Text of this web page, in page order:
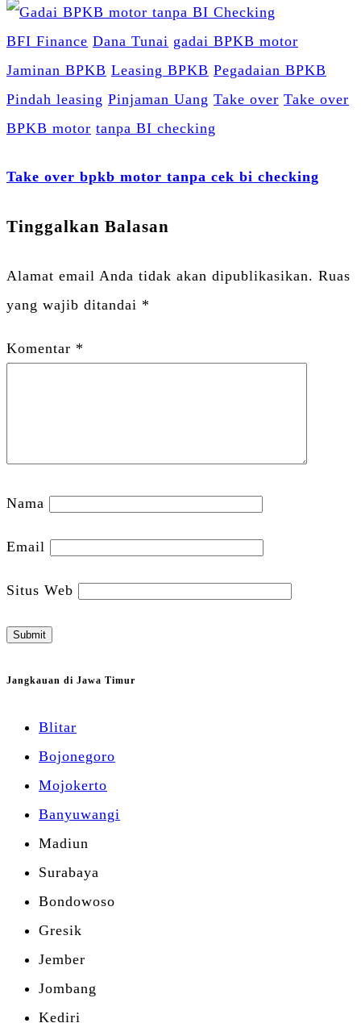
BFI Finance Dana Tunai gadai BPKB motor
Jaminan BPKB Leasing BPKB Pegadaian BPKB
Pindah leasing Pinjaman Uang Take over Take over
BPKB motor tanpa BI checking
Take over bpkb motor tanpa cek bi checking
Tinggalkan Balasan
Alamat email Anda tidak akan dipublikasikan. Ruas
yang wajib ditandai *
Komentar *
Nama
Email
Situs Web
Jangkauan di Jawa Timur
Blitar
Bojonegoro
Mojokerto
Banyuwangi
Madiun
Surabaya
Bondowoso
Gresik
Jember
Jombang
Kediri